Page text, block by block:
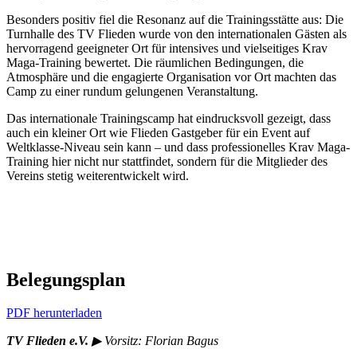
Besonders positiv fiel die Resonanz auf die Trainingsstätte aus: Die
Turnhalle des TV Flieden wurde von den internationalen Gästen als
hervorragend geeigneter Ort für intensives und vielseitiges Krav
Maga-Training bewertet. Die räumlichen Bedingungen, die
Atmosphäre und die engagierte Organisation vor Ort machten das
Camp zu einer rundum gelungenen Veranstaltung.
Das internationale Trainingscamp hat eindrucksvoll gezeigt, dass
auch ein kleiner Ort wie Flieden Gastgeber für ein Event auf
Weltklasse-Niveau sein kann – und dass professionelles Krav Maga-
Training hier nicht nur stattfindet, sondern für die Mitglieder des
Vereins stetig weiterentwickelt wird.
Belegungsplan
PDF herunterladen
TV Flieden e.V. ▶︎ Vorsitz: Florian Bagus